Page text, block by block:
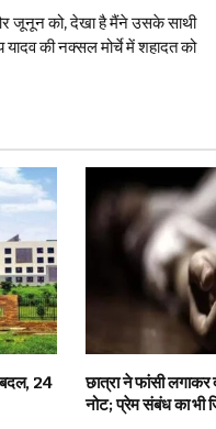
जूनून को, देखा है मैंने उसके साथी
की नक्सल मोर्चे में शहादत को
24
छात्रा ने फांसी
नोट; प्रेम संबंध का भी